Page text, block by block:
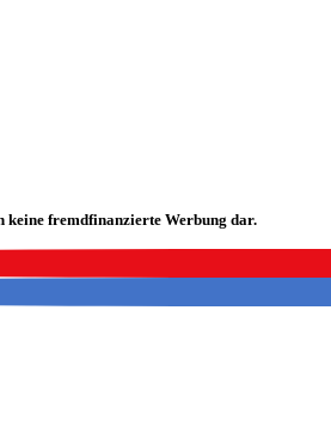
keine fremdfinanzierte Werbung dar.